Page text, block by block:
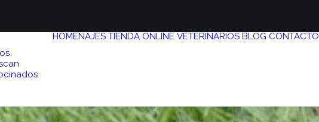
HOMENAJES TIENDA ONLINE VETERINARIOS BLOG CONTACTO